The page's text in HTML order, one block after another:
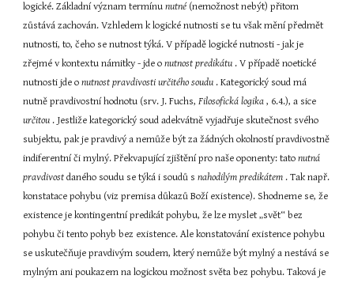
logické. Základní význam termínu nutné (nemožnost nebýt) přitom
zůstává zachován. Vzhledem k logické nutnosti se tu však mění předmět
nutnosti, to, čeho se nutnost týká. V případě logické nutnosti - jak je
zřejmé v kontextu námitky - jde o nutnost predikátu . V případě noetické
nutnosti jde o nutnost pravdivosti určitého soudu . Kategorický soud má
nutně pravdivostní hodnotu (srv. J. Fuchs, Filosofická logika
určitou . Jestliže kategorický soud adekvátně vyjadřuje skutečnost svého
subjektu, pak je pravdivý a nemůže být za žádných okolností pravdivostně
indiferentní či mylný. Překvapující zjištění pro naše oponenty: tato nutná
pravdivost daného soudu se týká i soudů s nahodilým predikátem . Tak např.
konstatace pohybu (viz premisa důkazů Boží existence). Shodneme se, že
existence je kontingentní predikát pohybu, že lze myslet „svět“ bez
pohybu či tento pohyb bez existence. Ale konstatování existence pohybu
se uskutečňuje pravdivým soudem, který nemůže být mylný a nestává se
mylným ani poukazem na logickou možnost světa bez pohybu. Taková je